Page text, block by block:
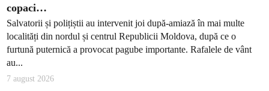
copaci…
Salvatorii și polițiștii au intervenit joi după-amiază în mai multe
localități din nordul și centrul Republicii Moldova, după ce o
furtună puternică a provocat pagube importante. Rafalele de vânt
au...
7 august 2026